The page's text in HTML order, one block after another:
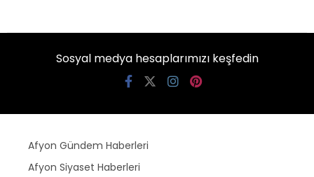
Sosyal medya hesaplarımızı keşfedin
Afyon Gündem Haberleri
Afyon Siyaset Haberleri